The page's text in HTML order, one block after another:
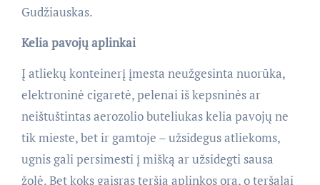
Gudžiauskas.
Kelia pavojų aplinkai
Į atliekų konteinerį įmesta neužgesinta nuorūka,
elektroninė cigaretė, pelenai iš kepsninės ar
neištuštintas aerozolio buteliukas kelia pavojų ne
tik mieste, bet ir gamtoje – užsidegus atliekoms,
ugnis gali persimesti į mišką ar užsidegti sausa
žolė. Bet koks gaisras teršia aplinkos orą, o teršalai